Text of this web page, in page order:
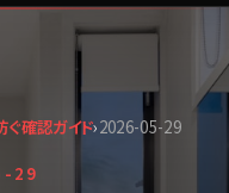
ぐ確認ガイド›2026-05-29
29